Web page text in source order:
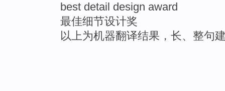
best detail design award
最佳细节设计奖
以上为机器翻译结果，长、整句